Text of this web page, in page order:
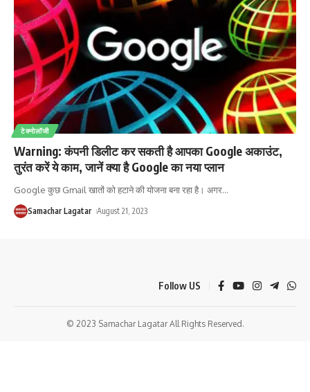
टेक्नोलॉजी
Warning: कंपनी डिलीट कर सकती है आपका Google अकाउंट,
तुरंत करें ये काम, जानें क्या है Google का नया प्लान
Google कुछ Gmail खातों को हटाने की योजना बना रहा है। अगर…
Samachar Lagatar August 21, 2023
Follow US
© 2023 Samachar Lagatar All Rights Reserved.